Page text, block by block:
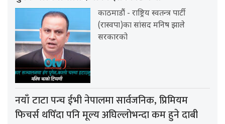
काठमाडौं - राष्ट्रिय स्वतन्त्र पार्टी
(रास्वपा)का सांसद मनिष झाले
सरकारको
नयाँ टाटा पन्च ईभी नेपालमा सार्वजनिक, प्रिमियम
फिचर्स थपिँदा पनि मूल्य अघिल्लोभन्दा कम हुने दाबी